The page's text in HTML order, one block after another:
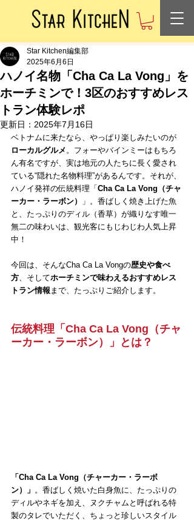
ハノイ名物「Cha Ca La Vong」を
ホーチミンで！3区のおすすめレス
トラン体験レポ
Star Kitchen編集部
2025年6月6日
更新日： 2025年7月16日
ベトナムに来たなら、やっぱり楽しみたいのが
ローカルグルメ 。フォーやバインミーはもちろ
ん有名ですが、実は地元の人たちに長く愛され
ている“隠れた名物料理”があるんです。それが、
ハノイ発祥の伝統料理「Cha Ca La Vong（チャ
ーカー・ラーボン）
」。香ばしく焼き上げた魚
と、たっぷりのディル（香草）が織りなす唯一
無二の味わいは、観光客にもじわじわ人気上昇
中！
今回は、そんなCha Ca La Vongの歴史や食べ
方 、そしてホーチミンで味わえるおすすめレス
トラン情報 まで、たっぷりご紹介します。
伝統料理「Cha Ca La Vong（チャ
ーカー・ラーボン）」とは？
「Cha Ca La Vong（チャーカー・ラーボ
ン）」 。香ばしく焼いた白身魚に、たっぷりの
ディルやネギを加え、ヌクチャムと呼ばれる特
製のタレでいただく、ちょっと珍しいスタイル